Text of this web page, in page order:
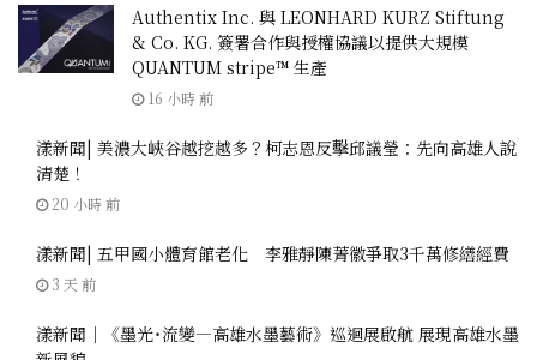
Authentix Inc. 與 LEONHARD KURZ Stiftung
& Co. KG. 簽署合作與授權協議以提供大規模
QUANTUM stripe™ 生產
16 小時 前
漾新聞| 美濃大峽谷越挖越多？柯志恩反擊邱議瑩：先向高雄人說
清楚！
20 小時 前
漾新聞| 五甲國小體育館老化 李雅靜陳菁徽爭取3千萬修繕經費
3 天 前
漾新聞｜《墨光˙流變—高雄水墨藝術》巡迴展啟航 展現高雄水墨